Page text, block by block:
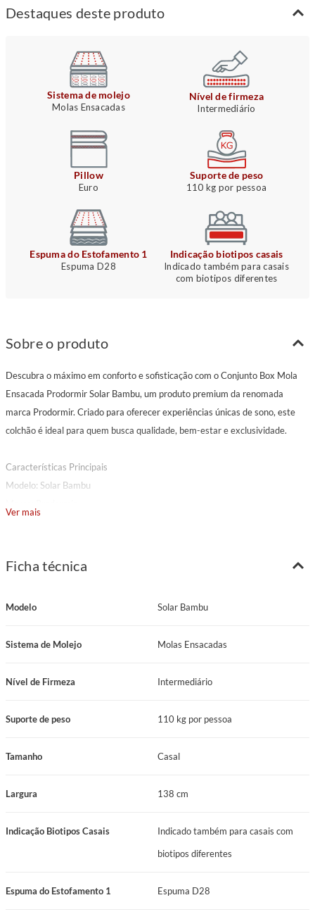
Destaques deste produto
Sistema de molejo
Molas Ensacadas
Nível de firmeza
Intermediário
Pillow
Euro
Suporte de peso
110 kg por pessoa
Espuma do Estofamento 1
Espuma D28
Indicação biotipos casais
Indicado também para casais
com biotipos diferentes
Sobre o produto
Descubra o máximo em conforto e sofisticação com o Conjunto Box Mola
Ensacada Prodormir Solar Bambu, um produto premium da renomada
marca Prodormir. Criado para oferecer experiências únicas de sono, este
colchão é ideal para quem busca qualidade, bem-estar e exclusividade.
Características Principais
Modelo: Solar Bambu
Nível de Firmeza: Intermediário
Manutenção: No turn
Garantia: 12 Meses
Comprimento: 188 cm
Altura: 58 cm
Conforto Inigualável com Pillow Euro: O Colchão Solar Bambu é equipado
com pillow euro, proporcionando uma superfície incrivelmente macia e
suave e elegante, garantindo noites de sono tranquilas e revigorantes.
Ver mais
Ficha técnica
Modelo Solar Bambu
Sistema de Molejo Molas Ensacadas
Nível de Firmeza Intermediário
Suporte de peso 110 kg por pessoa
Tamanho Casal
Largura 138 cm
Indicação Biotipos Casais
Indicado também para casais com
biotipos diferentes
Espuma do Estofamento 1 Espuma D28